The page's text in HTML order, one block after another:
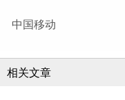
中国移动
相关文章